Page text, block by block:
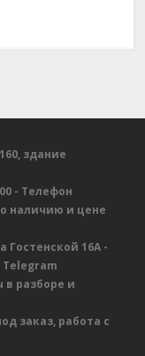
здание
- Телефон
наличию и цене
Гостенской 16А -
в разборе и
заказ, работа с